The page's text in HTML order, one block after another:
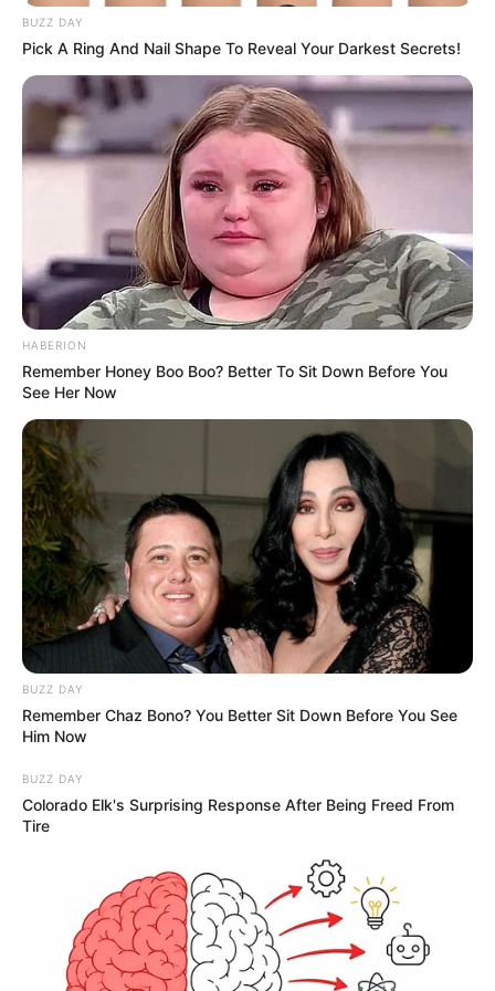
BUZZ DAY
Pick A Ring And Nail Shape To Reveal Your Darkest Secrets!
HABERION
Remember Honey Boo Boo? Better To Sit Down Before You
See Her Now
BUZZ DAY
Remember Chaz Bono? You Better Sit Down Before You See
Him Now
BUZZ DAY
Colorado Elk's Surprising Response After Being Freed From
Tire